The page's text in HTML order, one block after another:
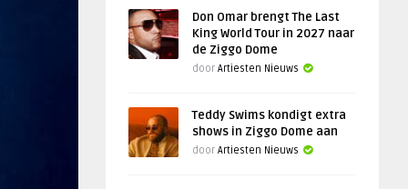
Don Omar brengt The Last
King World Tour in 2027 naar
de Ziggo Dome
door Artiesten Nieuws
Teddy Swims kondigt extra
shows in Ziggo Dome aan
door Artiesten Nieuws